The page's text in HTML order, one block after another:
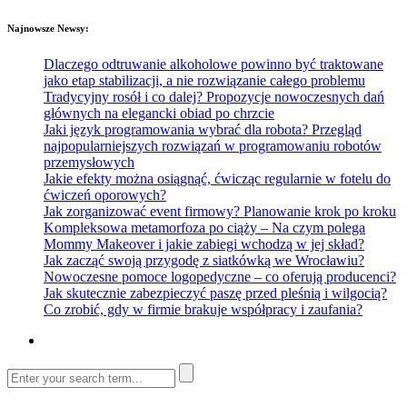
Najnowsze Newsy:
Dlaczego odtruwanie alkoholowe powinno być traktowane
jako etap stabilizacji, a nie rozwiązanie całego problemu
Tradycyjny rosół i co dalej? Propozycje nowoczesnych dań
głównych na elegancki obiad po chrzcie
Jaki język programowania wybrać dla robota? Przegląd
najpopularniejszych rozwiązań w programowaniu robotów
przemysłowych
Jakie efekty można osiągnąć, ćwicząc regularnie w fotelu do
ćwiczeń oporowych?
Jak zorganizować event firmowy? Planowanie krok po kroku
Kompleksowa metamorfoza po ciąży – Na czym polega
Mommy Makeover i jakie zabiegi wchodzą w jej skład?
Jak zacząć swoją przygodę z siatkówką we Wrocławiu?
Nowoczesne pomoce logopedyczne – co oferują producenci?
Jak skutecznie zabezpieczyć paszę przed pleśnią i wilgocią?
Co zrobić, gdy w firmie brakuje współpracy i zaufania?